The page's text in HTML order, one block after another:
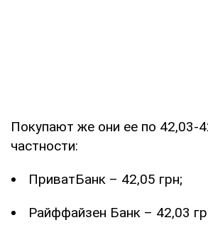
Покупают же они ее по 42,03-
частности:
ПриватБанк – 42,05 грн;
Райффайзен Банк – 42,03